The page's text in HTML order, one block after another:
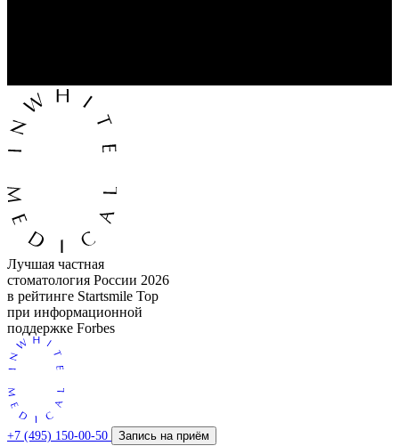
Лучшая частная
стоматология России 2026
в рейтинге Startsmile Top
при информационной
поддержке Forbes
+7 (495) 150-00-50 Запись на приём